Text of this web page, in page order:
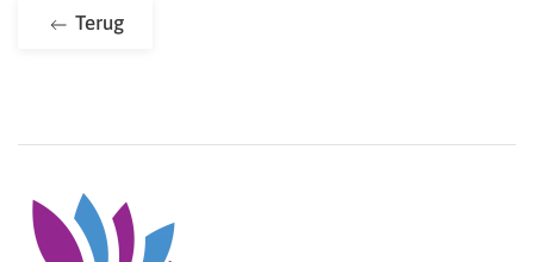
Terug